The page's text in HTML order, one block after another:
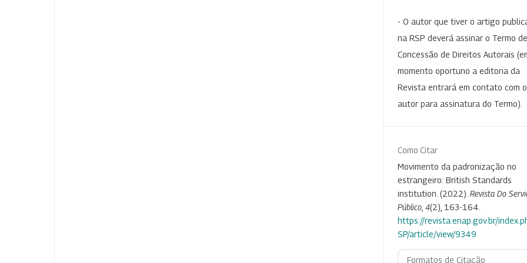
- O autor que tiver o artigo
na RSP deverá assinar o Termo de
Concessão de Direitos Autorais
momento oportuno a editoria da
Revista entrará em contato com o
autor para assinatura do Termo).
Como Citar
Movimento da padronização no
estrangeiro: British Standards
institution. (2022). Revista Do
Público 4(2), 163-164.
https://revista.enap.gov.br/
SP/article/view/9349
Formatos de Citação